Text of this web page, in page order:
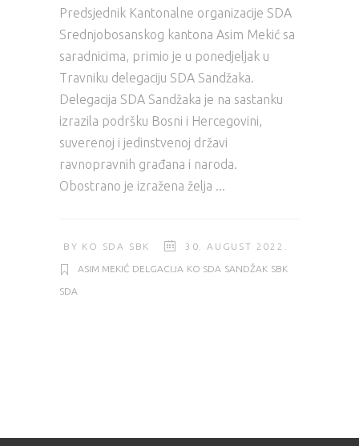
Predsjednik Kantonalne organizacije SDA
Srednjobosanskog kantona Asim Mekić sa
saradnicima, primio je u ponedjeljak u
Travniku delegaciju SDA Sandžaka.
Delegacija SDA Sandžaka je na sastanku
izrazila podršku Bosni i Hercegovini,
suverenoj i jedinstvenoj državi
ravnopravnih građana i naroda.
Obostrano je izražena želja
BY KO SDA SBK 30. AUGUST 2022.
ASIM MEKIĆ DELGACIJA KO SDA SANDŽAK SBK
SDA